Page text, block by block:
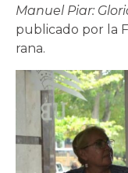
Manuel Piar:
publicado por la
rana.